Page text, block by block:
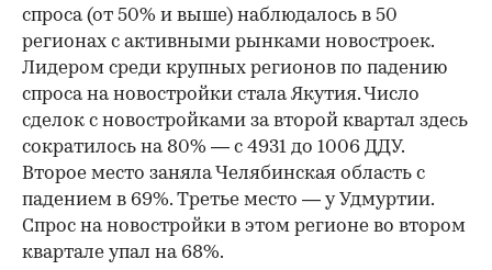
спроса (от 50% и выше) наблюдалось в 50
регионах с активными рынками новостроек.
Лидером среди крупных регионов по падению
спроса на новостройки стала Якутия. Число
сделок с новостройками за второй квартал здесь
сократилось на 80% — с 4931 до 1006 ДДУ.
Второе место заняла Челябинская область с
падением в 69%. Третье место — у Удмуртии.
Спрос на новостройки в этом регионе во втором
квартале упал на 68%.